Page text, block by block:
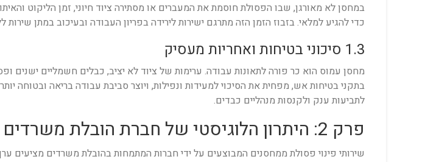
במחסן לא מאורגן, שבו הפסולת חוסמת את המעברים או מסתירה ציוד חיוני, זמן הליקוט
כדי להגיע למלאי. בזבוז הזמן הזה מתרגם ישירות לירידה בפריון העבודה ובעיכוב במתן שירות
1.3 סיכוני בטיחות ואחריות מעסיק
מחסן עמוס הוא כר פורה לתאונות עבודה. ערימות של ציוד לא יציב, כבלים חשמליים ישנים
בתקני בטיחות אש, מפחית את הסיכוי למעידות ונפילות, ויוצר סביבת עבודה בריאה ובטוחה
לתביעות ענק ולקנסות מנהליים כבדים.
פרק 2: היתרון הלוגיסטי של חברת הובלת משרדים
שירותי פינוי פסולת ממחסנים המבוצעים על ידי חברות המתמחות בהובלת משרדים מציעים